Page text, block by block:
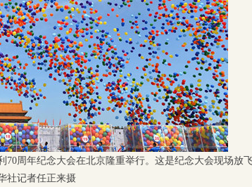
周年纪念大会在北京隆重举行。这是纪念大会现场放
社记者任正来摄